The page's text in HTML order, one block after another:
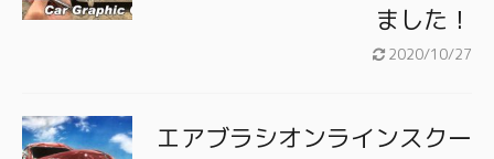
ました！
2020/10/27
エアブラシオンラインスクー